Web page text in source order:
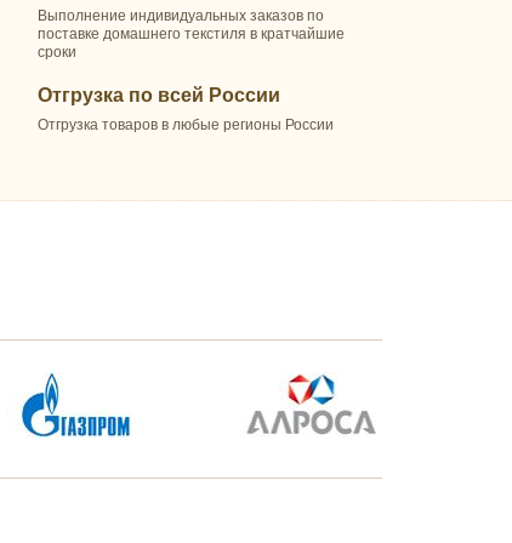
Выполнение индивидуальных заказов по
поставке домашнего текстиля в кратчайшие
сроки
Отгрузка по всей России
Отгрузка товаров в любые регионы России